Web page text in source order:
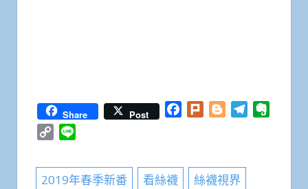
Share Post Facebook
Plurk BloggerTelegram
Copy
2019年春季新番 看絲襪 絲襪視界